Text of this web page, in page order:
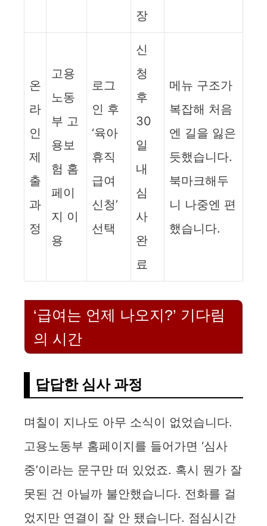
장
온
라
인
제
출
과
정
고용
노동
부 고
용보
험 홈
페이
지 이
용
로그
인 후
‘육아
휴직
급여
신청’
선택
신
청
후
30
일
내
심
사
완
료
메뉴 구조가
복잡해 처음
엔 길을 잃은
듯했습니다.
북마크해두
니 나중엔 편
했습니다.
‘급여는 언제 나오지?’ 기다림
의 시간
답답한 심사 과정
며칠이 지나도 아무 소식이 없었습니다.
고용노동부 홈페이지를 들어가면 ‘심사
중’이라는 문구만 떠 있었죠. 혹시 뭔가 잘
못된 건 아닐까 불안했습니다. 전화를 걸
었지만 연결이 잘 안 됐습니다. 점심시간